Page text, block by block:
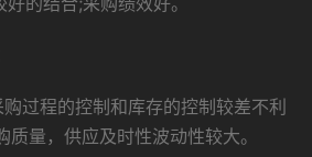
程的控制和库存的控制较差不利
量，供应及时性波动性较大。